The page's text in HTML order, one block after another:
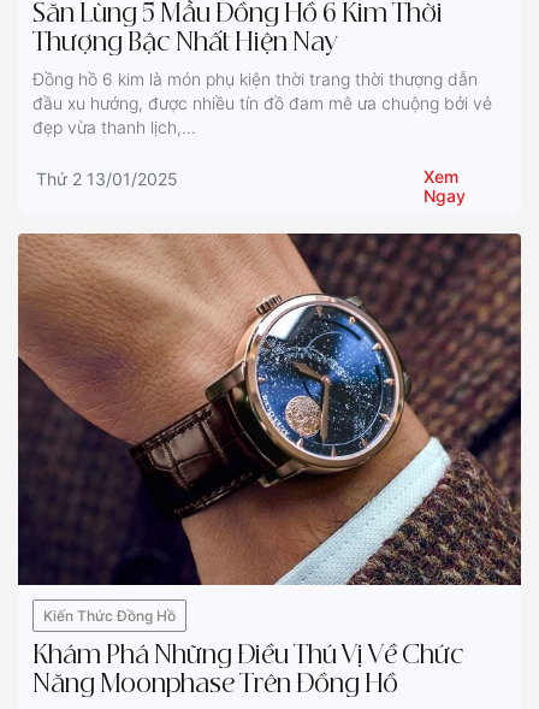
Săn Lùng 5 Mẫu Đồng Hồ 6 Kim Thời
Thượng Bậc Nhất Hiện Nay
Đồng hồ 6 kim là món phụ kiện thời trang thời thượng dẫn
đầu xu hướng, được nhiều tín đồ đam mê ưa chuộng bởi vẻ
đẹp vừa thanh lịch,...
Thứ 2 13/01/2025
Xem
Ngay
Kiến Thức Đồng Hồ
Khám Phá Những Điều Thú Vị Về Chức
Năng Moonphase Trên Đồng Hồ